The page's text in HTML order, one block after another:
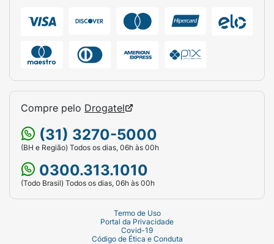
Compre pelo Drogatel
(31) 3270-5000
(BH e Região) Todos os dias, 06h às 00h
0300.313.1010
(Todo Brasil) Todos os dias, 06h às 00h
Termo de Uso
Portal da Privacidade
Covid-19
Código de Ética e Conduta